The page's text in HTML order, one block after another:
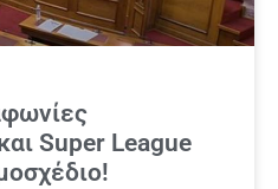
Super League